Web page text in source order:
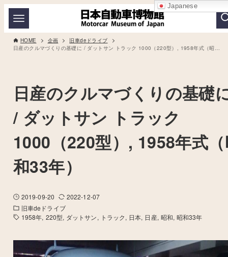
HOME 企画
旧車deドライブ
日産のクルマづくりの基礎に / ダットサン トラック 1000（220型）, 1958年式（昭和33年）
日産のクルマづくりの基礎
/ ダットサン トラック
1000（220型）, 1958年式
和33年）
2019-09-20
2022-12-07
旧車deドライブ
1958年 220型 ダットサン トラック 日本 日産 昭和 昭和33年
Japanese